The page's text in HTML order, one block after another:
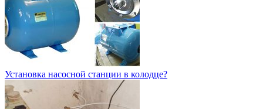
Установка насосной станции в колодце?